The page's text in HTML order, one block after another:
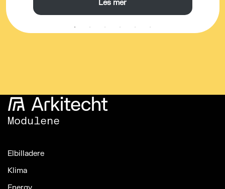
Les mer
Modulene
Elbilladere
Klima